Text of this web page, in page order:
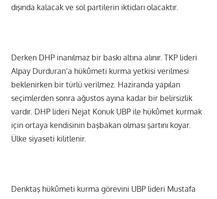
dışında kalacak ve sol partilerin iktidarı olacaktır.
Derken DHP inanılmaz bir baskı altına alınır. TKP lideri
Alpay Durduran’a hükûmeti kurma yetkisi verilmesi
beklenirken bir türlü verilmez. Haziranda yapılan
seçimlerden sonra ağustos ayına kadar bir belirsizlik
vardır. DHP lideri Nejat Konuk UBP ile hükûmet kurmak
için ortaya kendisinin başbakan olması şartını koyar.
Ülke siyaseti kilitlenir.
Denktaş hükûmeti kurma görevini UBP lideri Mustafa